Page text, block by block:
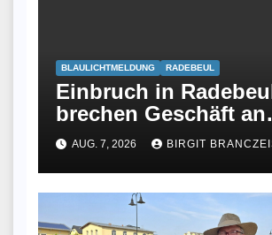
BLAULICHTMELDUNG RADEBEUL
Einbruch in
brechen Geschäft an
Meißner Straße auf
AUG. 7, 2026 BIRGIT